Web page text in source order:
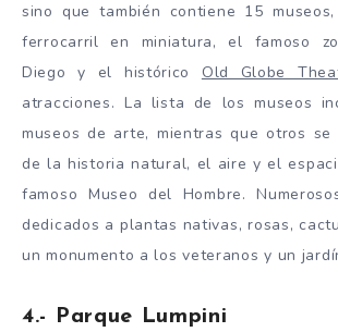
sino que también contiene 15
ferrocarril en miniatura, el famoso
Diego y el histórico Old Globe
atracciones. La lista de los museos
museos de arte, mientras que otros se
de la historia natural, el aire y el
famoso Museo del Hombre.
dedicados a plantas nativas, rosas,
un monumento a los veteranos y un
4.- Parque Lumpini